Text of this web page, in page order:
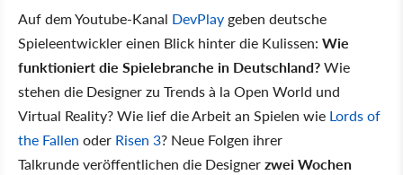
Auf dem Youtube-Kanal DevPlay geben deutsche
Spieleentwickler einen Blick hinter die Kulissen: Wie
funktioniert die Spielebranche in Deutschland?Wie
stehen die Designer zu Trends à la Open World und
Virtual Reality? Wie lief die Arbeit an Spielen wie Lords of
the Fallen oder Risen 3? Neue Folgen ihrer
Talkrunde veröffentlichen die Designerzwei Wochen